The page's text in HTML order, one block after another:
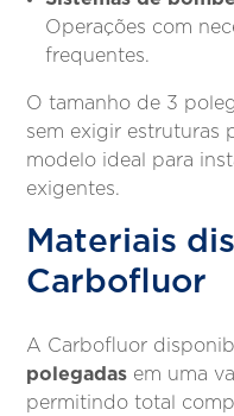
Operações com
frequentes.
O tamanho de 3
sem exigir estruturas
modelo ideal para
exigentes.
Materiais
Carbofluor
A Carbofluor
polegadas em uma
permitindo total